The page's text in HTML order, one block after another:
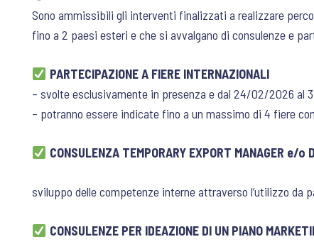
Sono ammissibili gli interventi finalizzati a realizzare
fino a 2 paesi esteri e che si avvalgano di consulenze e
PARTECIPAZIONE A FIERE INTERNAZIONALI
– svolte esclusivamente in presenza e dal 24/02/2026 al
– potranno essere indicate fino a un massimo di 4 fiere
CONSULENZA TEMPORARY EXPORT MANAGER e/o
sviluppo delle competenze interne attraverso l’utilizzo da
CONSULENZE PER IDEAZIONE DI UN PIANO